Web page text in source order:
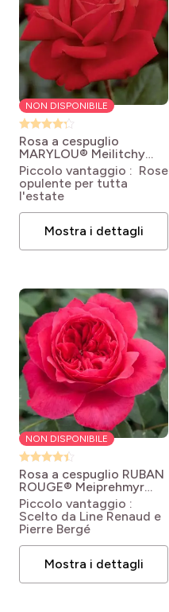
NON DISPONIBILE
Rosa a cespuglio
MARYLOU® Meilitchy
Rosa 'Meilitchy'
MARYLOU®
Piccolo vantaggio : Rose
opulente per tutta
l'estate
Mostra i dettagli
NON DISPONIBILE
Rosa a cespuglio RUBAN
ROUGE® Meiprehmyr
Rosa Ruban Rouge
'Meiprehmyr'
Piccolo vantaggio :
Scelto da Line Renaud e
Pierre Bergé
Mostra i dettagli